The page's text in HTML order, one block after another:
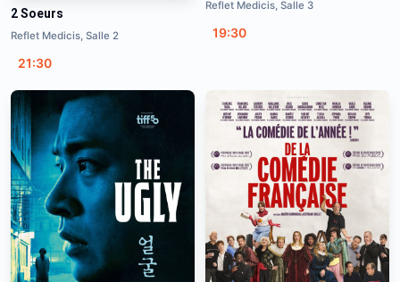
2 Soeurs
Reflet Medicis, Salle 2
21:30
Reflet Medicis, Salle 3
19:30